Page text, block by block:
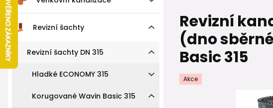
Revizní šachty
Revizní šachty DN 315
Hladké ECONOMY 315
Korugované Wavin Basic 315
Revizní
(dno
Basic 315
Akce